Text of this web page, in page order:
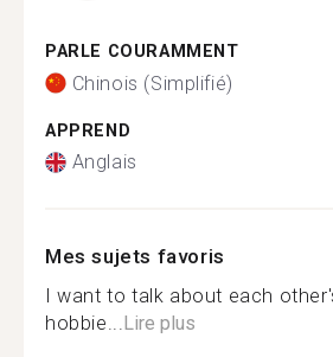
PARLE COURAMMENT
Chinois (Simplifié)
APPREND
Anglais
Mes sujets favoris
I want to talk about each
hobbie...Lire plus